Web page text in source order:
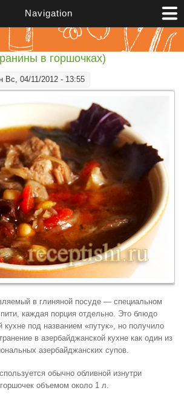
Navigation
в горшочках)
Вс, 04/11/2012 - 13:55
в глиняной посуде — специальном
каждая порция отдельно. Это блюдо
кухне под названием «путук», но получило
в азербайджанской кухне как один из
азербайджанских супов.
обычно обливной изнутри
объемом около 1 л.